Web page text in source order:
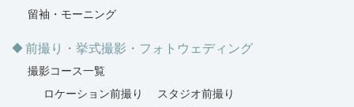
留袖・モーニング
前撮り・挙式撮影・フォトウェディング
撮影コース一覧
ロケーション前撮り
スタジオ前撮り